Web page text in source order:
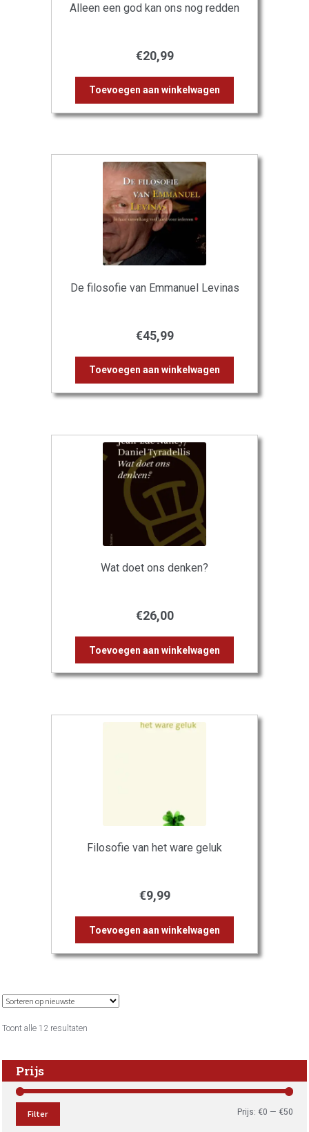
Alleen een god kan ons nog redden
€20,99
Toevoegen aan winkelwagen
De filosofie van Emmanuel Levinas
€45,99
Toevoegen aan winkelwagen
Wat doet ons denken?
€26,00
Toevoegen aan winkelwagen
Filosofie van het ware geluk
€9,99
Toevoegen aan winkelwagen
Toont alle 12 resultaten
Prijs
Filter Prijs: €0 — €50